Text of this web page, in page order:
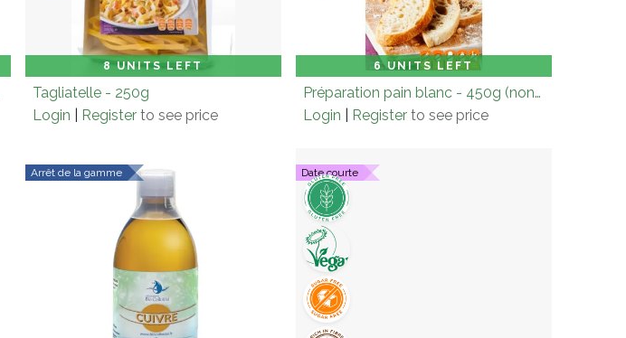
8 UNITS LEFT
Carton (× 8.0) Add to Cart
Tagliatelle - 250g
Login
Register to see price
6 UNITS LEFT
Carton (× 6.0) Add to Cart
Préparation pain blanc - 450g (non-bio)
Login
Register to see price
Arrêt de la gamme Date courte